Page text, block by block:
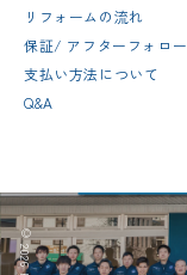
リフォームの流れ
保証/ アフターフォロー
支払い方法について
Q&A